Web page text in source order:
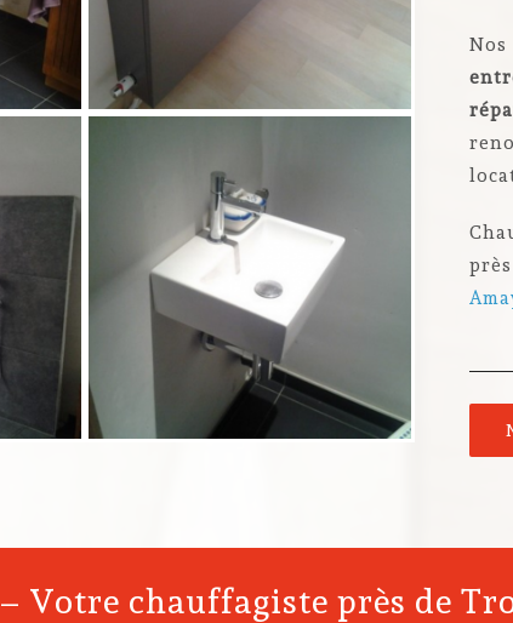
– Votre chauffagiste près de